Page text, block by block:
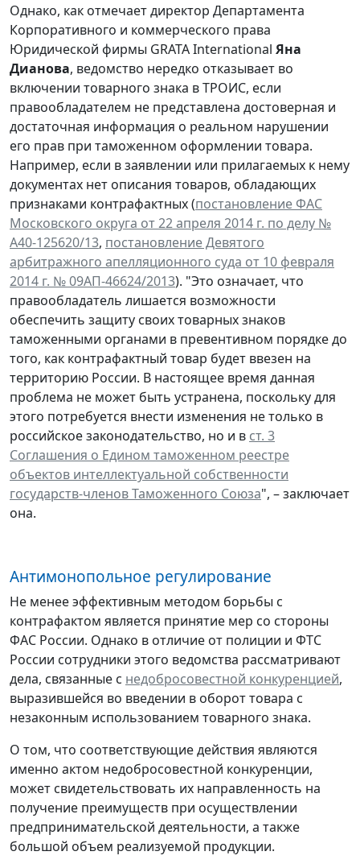
Однако, как отмечает директор Департамента
Корпоративного и коммерческого права
Юридической фирмы GRATA International Яна
Дианова, ведомство нередко отказывает во
включении товарного знака в ТРОИС, если
правообладателем не представлена достоверная и
достаточная информация о реальном нарушении
его прав при таможенном оформлении товара.
Например, если в заявлении или прилагаемых к нему
документах нет описания товаров, обладающих
признаками контрафактных (постановление ФАС
Московского округа от 22 апреля 2014 г. по делу №
А40-125620/13, постановление Девятого
арбитражного апелляционного суда от 10 февраля
2014 г. № 09АП-46624/2013). "Это означает, что
правообладатель лишается возможности
обеспечить защиту своих товарных знаков
таможенными органами в превентивном порядке до
того, как контрафактный товар будет ввезен на
территорию России. В настоящее время данная
проблема не может быть устранена, поскольку для
этого потребуется внести изменения не только в
российское законодательство, но и в ст. 3
Соглашения о Едином таможенном реестре
объектов интеллектуальной собственности
государств-членов Таможенного Союза", – заключает
она.
Антимонопольное регулирование
Не менее эффективным методом борьбы с
контрафактом является принятие мер со стороны
ФАС России. Однако в отличие от полиции и ФТС
России сотрудники этого ведомства рассматривают
дела, связанные с недобросовестной конкуренцией,
выразившейся во введении в оборот товара с
незаконным использованием товарного знака.
О том, что соответствующие действия являются
именно актом недобросовестной конкуренции,
может свидетельствовать их направленность на
получение преимуществ при осуществлении
предпринимательской деятельности, а также
большой объем реализуемой продукции.